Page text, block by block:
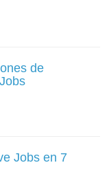
de
Jobs en 7